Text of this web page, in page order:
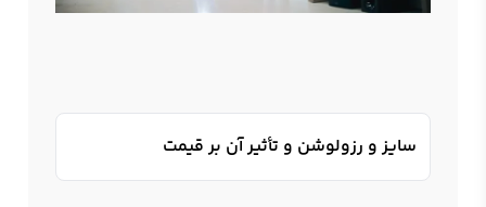
سایز و رزولوشن و تأثیر آن بر قیمت